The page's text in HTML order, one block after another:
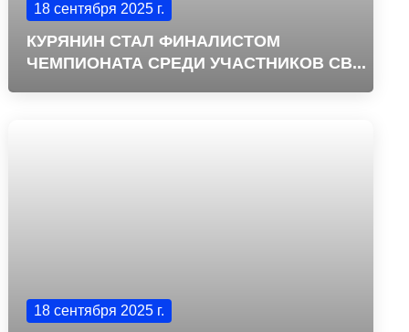
18 сентября 2025 г.
КУРЯНИН СТАЛ ФИНАЛИСТОМ
ЧЕМПИОНАТА СРЕДИ УЧАСТНИКОВ СВ...
18 сентября 2025 г.